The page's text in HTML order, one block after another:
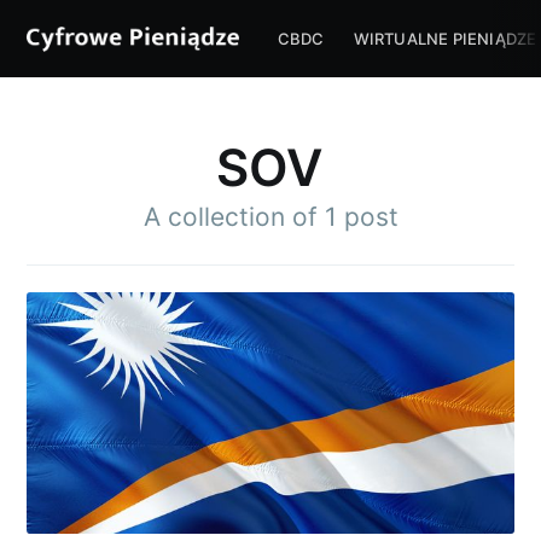
CBDC WIRTUALNE PIENIĄDZE
SOV
A collection of 1 post